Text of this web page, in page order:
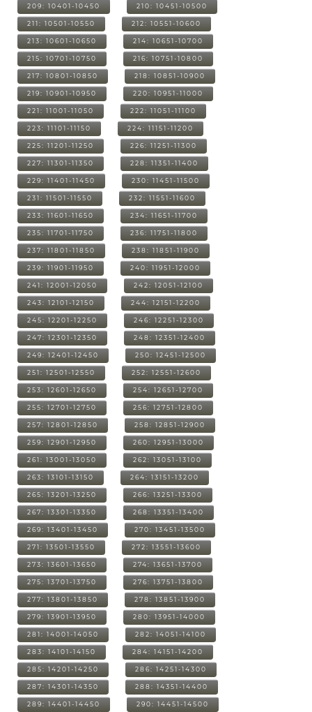
209: 10401-10450 210: 10451-10500
211: 10501-10550 212: 10551-10600
213: 10601-10650 214: 10651-10700
215: 10701-10750 216: 10751-10800
217: 10801-10850 218: 10851-10900
219: 10901-10950 220: 10951-11000
221: 11001-11050 222: 11051-11100
223: 11101-11150 224: 11151-11200
225: 11201-11250 226: 11251-11300
227: 11301-11350 228: 11351-11400
229: 11401-11450 230: 11451-11500
231: 11501-11550 232: 11551-11600
233: 11601-11650 234: 11651-11700
235: 11701-11750 236: 11751-11800
237: 11801-11850 238: 11851-11900
239: 11901-11950 240: 11951-12000
241: 12001-12050 242: 12051-12100
243: 12101-12150 244: 12151-12200
245: 12201-12250 246: 12251-12300
247: 12301-12350 248: 12351-12400
249: 12401-12450 250: 12451-12500
251: 12501-12550 252: 12551-12600
253: 12601-12650 254: 12651-12700
255: 12701-12750 256: 12751-12800
257: 12801-12850 258: 12851-12900
259: 12901-12950 260: 12951-13000
261: 13001-13050 262: 13051-13100
263: 13101-13150 264: 13151-13200
265: 13201-13250 266: 13251-13300
267: 13301-13350 268: 13351-13400
269: 13401-13450 270: 13451-13500
271: 13501-13550 272: 13551-13600
273: 13601-13650 274: 13651-13700
275: 13701-13750 276: 13751-13800
277: 13801-13850 278: 13851-13900
279: 13901-13950 280: 13951-14000
281: 14001-14050 282: 14051-14100
283: 14101-14150 284: 14151-14200
285: 14201-14250 286: 14251-14300
287: 14301-14350 288: 14351-14400
289: 14401-14450 290: 14451-14500